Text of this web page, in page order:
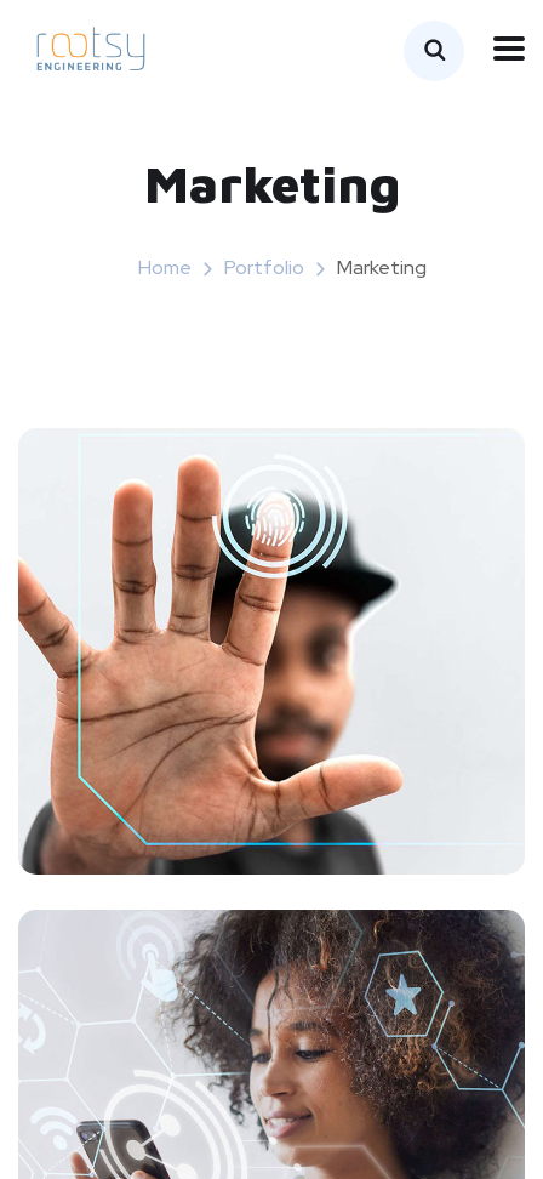
Marketing
Home Portfolio Marketing